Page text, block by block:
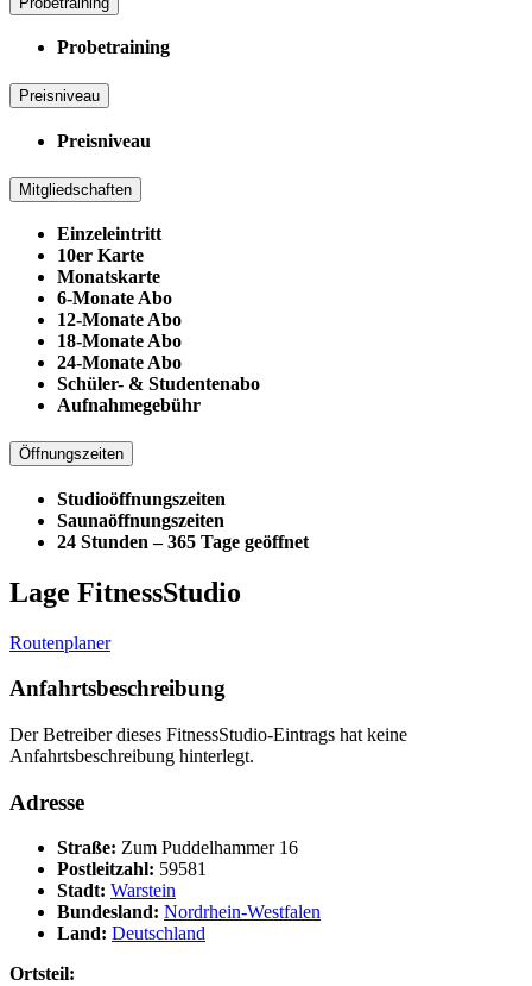
Probetraining
Preisniveau
Preisniveau
Mitgliedschaften
Einzeleintritt
10er Karte
Monatskarte
6-Monate Abo
12-Monate Abo
18-Monate Abo
24-Monate Abo
Schüler- & Studentenabo
Aufnahmegebühr
Öffnungszeiten
Studioöffnungszeiten
Saunaöffnungszeiten
24 Stunden – 365 Tage geöffnet
Lage FitnessStudio
Routenplaner
Anfahrtsbeschreibung
Der Betreiber dieses FitnessStudio-Eintrags hat keine
Anfahrtsbeschreibung hinterlegt.
Adresse
Straße: Zum Puddelhammer 16
Postleitzahl: 59581
Stadt: Warstein
Bundesland: Nordrhein-Westfalen
Land: Deutschland
Ortsteil: